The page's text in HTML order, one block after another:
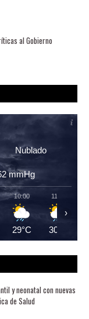
al Gobierno
Nublado
mmHg
10:00
29°C
11:00
30°C
›
y neonatal con nuevas
de Salud